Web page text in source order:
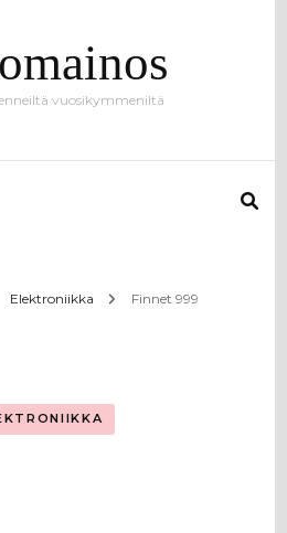
vuosikymmeniltä
Elektroniikka
Finnet 999